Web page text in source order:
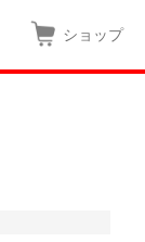
ショップ